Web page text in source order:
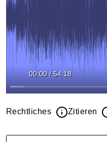
00:00 / 54:18
Rechtliches Zitieren